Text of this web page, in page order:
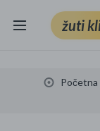
žuti
Početna